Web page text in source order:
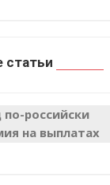
статьи
по-российски
на выплатах